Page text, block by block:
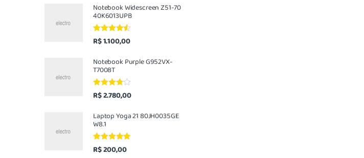
Notebook Widescreen Z51-70
40K6013UPB
Avaliação
4.33de 5
R$1.100,00
Notebook Purple G952VX-
T7008T
Avaliação
3.67de 5
R$2.780,00
Laptop Yoga 21 80JH0035GE
W8.1
Avaliação
4.67de 5
R$200,00